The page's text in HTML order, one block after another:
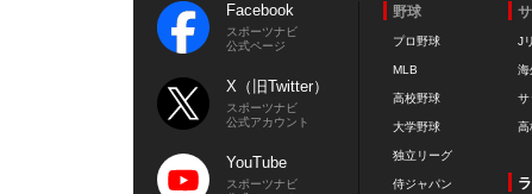
Facebook
スポーツナビ
公式ページ
X（旧Twitter）
スポーツナビ
公式アカウント
YouTube
スポーツナビ
野球
プロ野球
MLB
高校野球
大学野球
独立リーグ
侍ジャパン
J
海
サ
高